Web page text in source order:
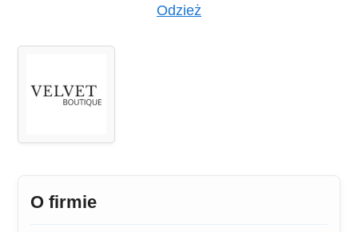
Odzież
O firmie